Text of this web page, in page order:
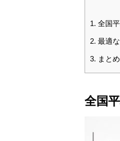
1. 全国
2. 最適
3. まとめ
全国